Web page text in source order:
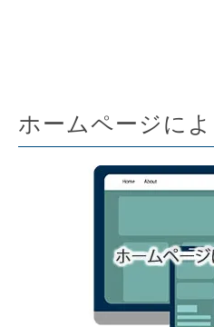
ホームページに